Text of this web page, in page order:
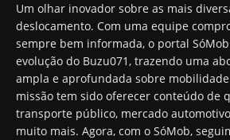
Um olhar inovador sobre as mais
deslocamento. Com uma equipe
sempre bem informada, o portal
evolução do Buzu071, trazendo uma
ampla e aprofundada sobre
missão tem sido oferecer conteúdo de
transporte público, mercado
muito mais. Agora, com o SóMob,